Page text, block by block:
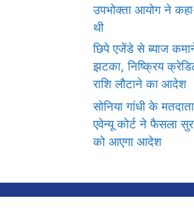
उपभोक्ता आयोग ने
थी
छिपे एजेंडे से ब्याज
झटका, निष्क्रिय
राशि लौटाने का आदेश
सोनिया गांधी के
एवेन्यू कोर्ट ने फैसला
को आएगा आदेश